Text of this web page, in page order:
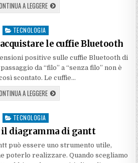
A LEGGERE
Posted
in
TECNOLOGIA
le cuffie Bluetooth
positive sulle cuffie Bluetooth di
da “filo” a “senza filo” non è
scontato. Le cuffie…
A LEGGERE
Posted
in
TECNOLOGIA
il diagramma di gantt
può essere uno strumento utile,
poterlo realizzare. Quando scegliamo